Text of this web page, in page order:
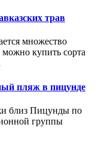
трав
множество
можно купить сорта
пляж в пицунде
близ Пицунды по
группы